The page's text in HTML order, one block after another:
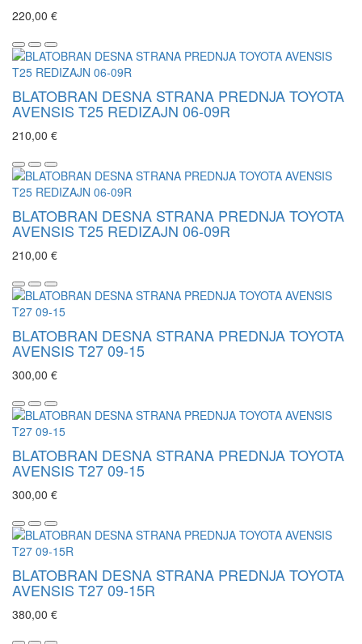
220,00 €
BLATOBRAN DESNA STRANA PREDNJA TOYOTA
AVENSIS T25 REDIZAJN 06-09R
210,00 €
BLATOBRAN DESNA STRANA PREDNJA TOYOTA
AVENSIS T25 REDIZAJN 06-09R
210,00 €
BLATOBRAN DESNA STRANA PREDNJA TOYOTA
AVENSIS T27 09-15
300,00 €
BLATOBRAN DESNA STRANA PREDNJA TOYOTA
AVENSIS T27 09-15
300,00 €
BLATOBRAN DESNA STRANA PREDNJA TOYOTA
AVENSIS T27 09-15R
380,00 €